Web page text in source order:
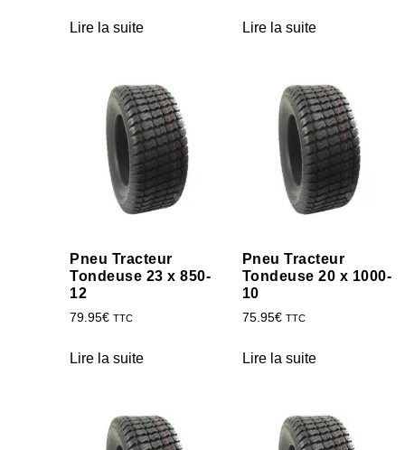
Lire la suite Lire la suite
Pneu Tracteur
Tondeuse 23 x 850-
12
79.95€ TTC
Lire la suite
Pneu Tracteur
Tondeuse 20 x 1000-
10
75.95€ TTC
Lire la suite